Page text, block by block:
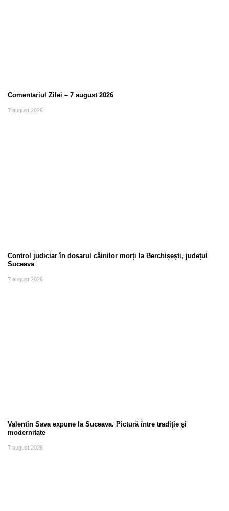
Comentariul Zilei – 7 august 2026
7 august 2026
Control judiciar în dosarul câinilor morți la Berchișești, județul
Suceava
7 august 2026
Valentin Sava expune la Suceava. Pictură între tradiție și
modernitate
7 august 2026